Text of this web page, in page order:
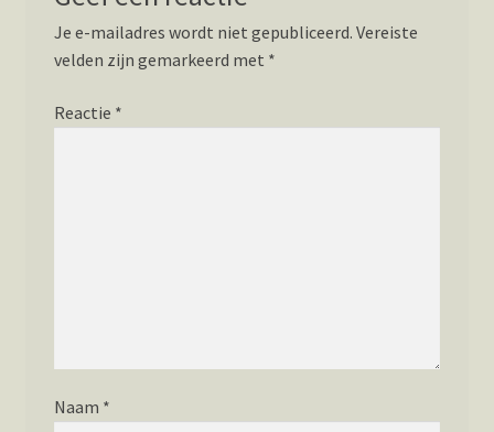
Je e-mailadres wordt niet gepubliceerd. Vereiste
velden zijn gemarkeerd met *
Reactie *
Naam *